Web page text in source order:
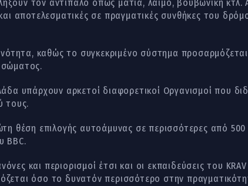
τον αντίπαλο όπως μάτια, λαιμό, βουβωνική κτλ.
αποτελεσματικές σε πραγματικές συνθήκες του
καθώς το συγκεκριμένο σύστημα
σώματος.
υπάρχουν αρκετοί διαφορετικοί Οργανισμοί που
τους.
θέση επιλογής αυτοάμυνας σε περισσότερες από
BBC.
και περιορισμοί έτσι και οι εκπαιδεύσεις του KRAV
όσο το δυνατόν περισσότερο στην